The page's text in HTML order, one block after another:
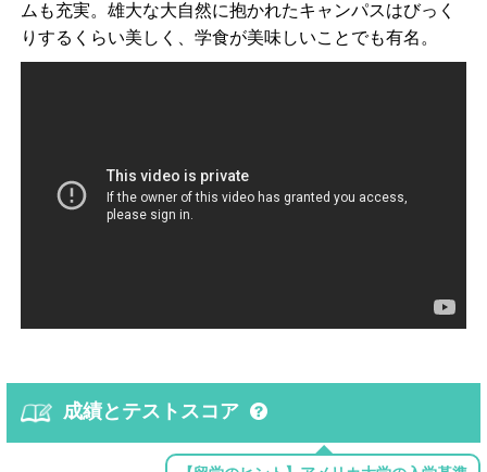
ムも充実。雄大な大自然に抱かれたキャンパスはびっく
りするくらい美しく、学食が美味しいことでも有名。
成績とテストスコア